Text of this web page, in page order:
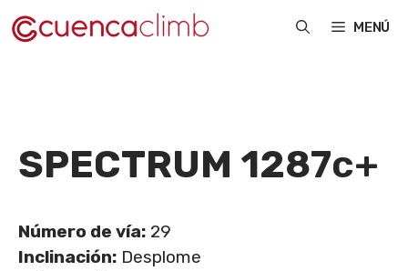
Saltar
al
MENÚ
SPECTRUM 1287c+
Número de vía: 29
Inclinación: Desplome